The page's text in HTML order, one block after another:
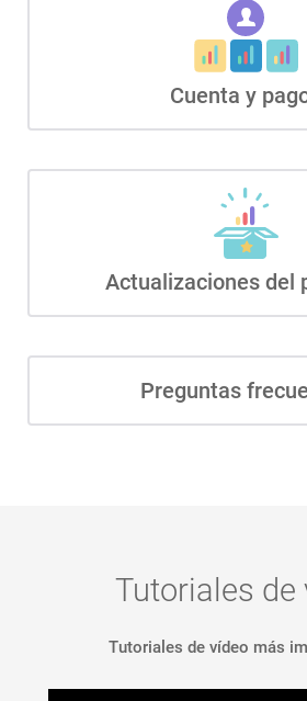
Cuenta y
Actualizaciones del
Preguntas
Tutoriales de
Tutoriales de vídeo más